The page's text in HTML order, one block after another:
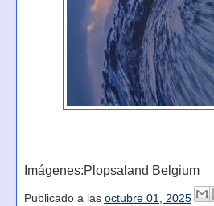
Imágenes:Plopsaland Belgium
Publicado a las octubre 01, 2025